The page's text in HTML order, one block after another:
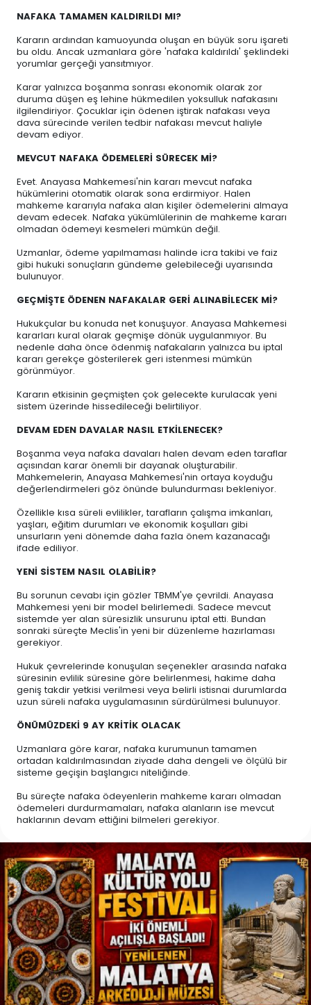
NAFAKA TAMAMEN KALDIRILDI MI?
Kararın ardından kamuoyunda oluşan en büyük soru işareti
bu oldu. Ancak uzmanlara göre 'nafaka kaldırıldı' şeklindeki
yorumlar gerçeği yansıtmıyor.
Karar yalnızca boşanma sonrası ekonomik olarak zor
duruma düşen eş lehine hükmedilen yoksulluk nafakasını
ilgilendiriyor. Çocuklar için ödenen iştirak nafakası veya
dava sürecinde verilen tedbir nafakası mevcut haliyle
devam ediyor.
MEVCUT NAFAKA ÖDEMELERİ SÜRECEK Mİ?
Evet. Anayasa Mahkemesi'nin kararı mevcut nafaka
hükümlerini otomatik olarak sona erdirmiyor. Halen
mahkeme kararıyla nafaka alan kişiler ödemelerini almaya
devam edecek. Nafaka yükümlülerinin de mahkeme kararı
olmadan ödemeyi kesmeleri mümkün değil.
Uzmanlar, ödeme yapılmaması halinde icra takibi ve faiz
gibi hukuki sonuçların gündeme gelebileceği uyarısında
bulunuyor.
GEÇMİŞTE ÖDENEN NAFAKALAR GERİ ALINABİLECEK Mİ?
Hukukçular bu konuda net konuşuyor. Anayasa Mahkemesi
kararları kural olarak geçmişe dönük uygulanmıyor. Bu
nedenle daha önce ödenmiş nafakaların yalnızca bu iptal
kararı gerekçe gösterilerek geri istenmesi mümkün
görünmüyor.
Kararın etkisinin geçmişten çok gelecekte kurulacak yeni
sistem üzerinde hissedileceği belirtiliyor.
DEVAM EDEN DAVALAR NASIL ETKİLENECEK?
Boşanma veya nafaka davaları halen devam eden taraflar
açısından karar önemli bir dayanak oluşturabilir.
Mahkemelerin, Anayasa Mahkemesi'nin ortaya koyduğu
değerlendirmeleri göz önünde bulundurması bekleniyor.
Özellikle kısa süreli evlilikler, tarafların çalışma imkanları,
yaşları, eğitim durumları ve ekonomik koşulları gibi
unsurların yeni dönemde daha fazla önem kazanacağı
ifade ediliyor.
YENİ SİSTEM NASIL OLABİLİR?
Bu sorunun cevabı için gözler TBMM'ye çevrildi. Anayasa
Mahkemesi yeni bir model belirlemedi. Sadece mevcut
sistemde yer alan süresizlik unsurunu iptal etti. Bundan
sonraki süreçte Meclis'in yeni bir düzenleme hazırlaması
gerekiyor.
Hukuk çevrelerinde konuşulan seçenekler arasında nafaka
süresinin evlilik süresine göre belirlenmesi, hakime daha
geniş takdir yetkisi verilmesi veya belirli istisnai durumlarda
uzun süreli nafaka uygulamasının sürdürülmesi bulunuyor.
ÖNÜMÜZDEKİ 9 AY KRİTİK OLACAK
Uzmanlara göre karar, nafaka kurumunun tamamen
ortadan kaldırılmasından ziyade daha dengeli ve ölçülü bir
sisteme geçişin başlangıcı niteliğinde.
Bu süreçte nafaka ödeyenlerin mahkeme kararı olmadan
ödemeleri durdurmamaları, nafaka alanların ise mevcut
haklarının devam ettiğini bilmeleri gerekiyor.